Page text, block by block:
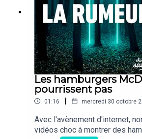
Peut-on parler d'agilité visuelle ?
Les hamburgers
pourrissent pas
01:16 | mercredi 30 octobre
Avec l'avènement d'internet,
vidéos choc à montrer des